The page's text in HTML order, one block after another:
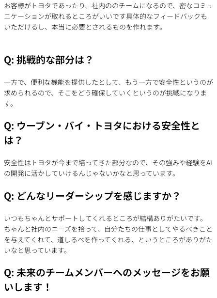
お客様がトヨタであったり、社内ののチームになるので、密なコミュ
ニケーションが取れるところがいいです具体的なフィードバックも
いただけるし、本当に必要とされるものを作れます。
Q: 挑戦的な部分は？
一方で、便利な機能を提供したとして、もう一方で安全性というのが
求められるので、そこをどう確保していくというのが挑戦になりま
す。
Q: ウーブン・バイ・トヨタにおける安全性と
は？
安全性はトヨタが今まで培ってきた部分なので、その強みや経験をAI
の開発に活かしていけるんじゃないかなと思っています。
Q: どんなリーダーシップを感じますか？
いつもちゃんとサポートしてくれるところが結構ありがたいです。
ちゃんと社内のニーズを拾って、自分たちの仕事としてやるべきこと
を与えてくれて、道しるべを作ってくれる、というところがありがた
いなと思っています。
Q: 未来のチームメンバーへのメッセージをお願
いします！